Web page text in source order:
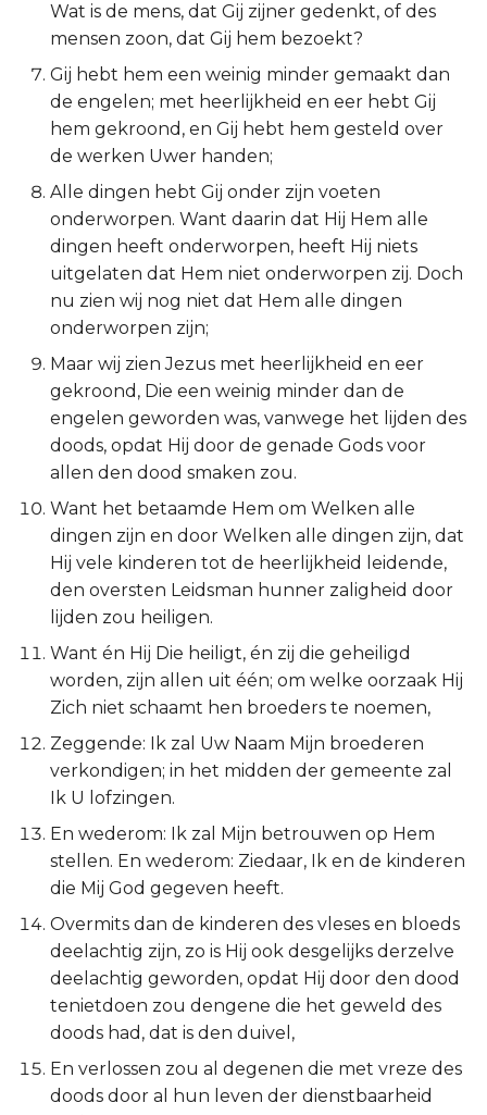
2 Kronieken
Nehémia
Esther
Psalmen
Spreuken
Prediker
Hooglied
Jesaja
Jeremía
Klaagliederen
Ezechiël
Hoséa
Joël
Amos
Obadja
Jona
Nahum
Wat is de mens, dat Gij zijner gedenkt, of des
mensen zoon, dat Gij hem bezoekt?
Gij hebt hem een weinig minder gemaakt dan
de engelen; met heerlijkheid en eer hebt Gij
hem gekroond, en Gij hebt hem gesteld over
de werken Uwer handen;
Alle dingen hebt Gij onder zijn voeten
onderworpen. Want daarin dat Hij Hem alle
dingen heeft onderworpen, heeft Hij niets
uitgelaten dat Hem niet onderworpen zij. Doch
nu zien wij nog niet dat Hem alle dingen
onderworpen zijn;
Maar wij zien Jezus met heerlijkheid en eer
gekroond, Die een weinig minder dan de
engelen geworden was, vanwege het lijden des
doods, opdat Hij door de genade Gods voor
allen den dood smaken zou.
Want het betaamde Hem om Welken alle
dingen zijn en door Welken alle dingen zijn, dat
Hij vele kinderen tot de heerlijkheid leidende,
den oversten Leidsman hunner zaligheid door
lijden zou heiligen.
Want én Hij Die heiligt, én zij die geheiligd
worden, zijn allen uit één; om welke oorzaak Hij
Zich niet schaamt hen broeders te noemen,
Zeggende: Ik zal Uw Naam Mijn broederen
verkondigen; in het midden der gemeente zal
Ik U lofzingen.
En wederom: Ik zal Mijn betrouwen op Hem
stellen. En wederom: Ziedaar, Ik en de kinderen
die Mij God gegeven heeft.
Overmits dan de kinderen des vleses en bloeds
deelachtig zijn, zo is Hij ook desgelijks derzelve
deelachtig geworden, opdat Hij door den dood
tenietdoen zou dengene die het geweld des
doods had, dat is den duivel,
En verlossen zou al degenen die met vreze des
doods door al hun leven der dienstbaarheid